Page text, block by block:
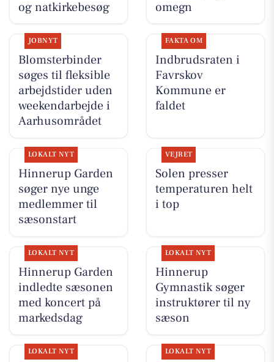
og natkirkebesøg
omegn
JOBNYT
Blomsterbinder
søges til fleksible
arbejdstider uden
weekendarbejde i
Aarhusområdet
FAKTA OM
Indbrudsraten i
Favrskov
Kommune er
faldet
LOKALT NYT
Hinnerup Garden
søger nye unge
medlemmer til
sæsonstart
VEJRET
Solen presser
temperaturen helt
i top
LOKALT NYT
Hinnerup Garden
indledte sæsonen
med koncert på
markedsdag
LOKALT NYT
Hinnerup
Gymnastik søger
instruktører til ny
sæson
LOKALT NYT LOKALT NYT